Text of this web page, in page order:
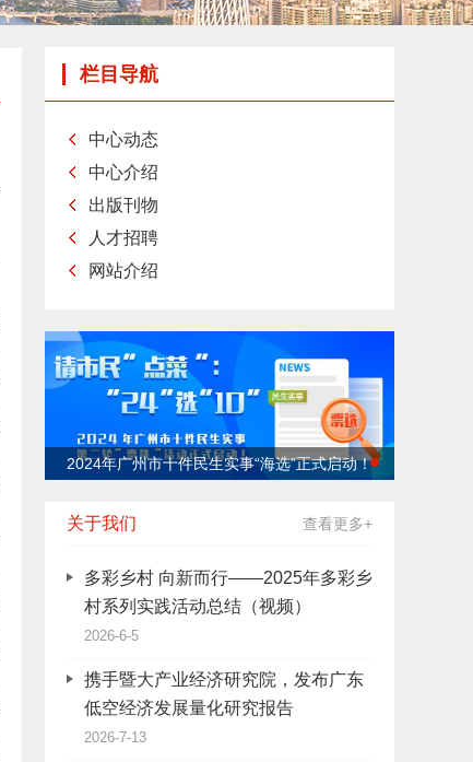
栏目导航
中心动态
中心介绍
出版刊物
人才招聘
网站介绍
​2024年广州市十件民生实事“海选”正式启动！
关于我们 查看更多+
多彩乡村 向新而行——2025年多彩乡
村系列实践活动总结（视频）
2026-6-5
携手暨大产业经济研究院，发布广东
低空经济发展量化研究报告
2026-7-13